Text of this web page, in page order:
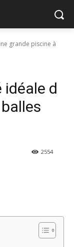
grande piscine à
d
2554